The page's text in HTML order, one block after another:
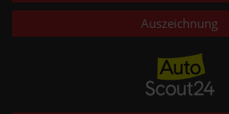
Auszeichnung